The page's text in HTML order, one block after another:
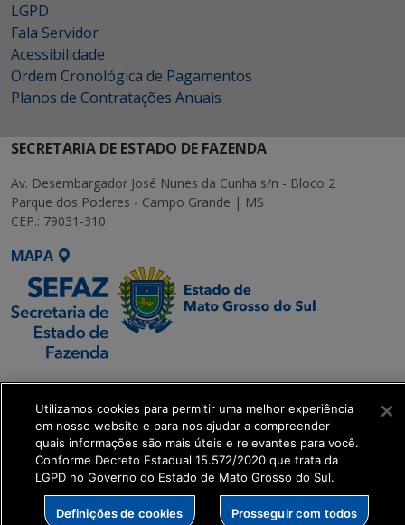
LGPD
Fala Servidor
Acessibilidade
Ordem Cronológica de Pagamentos
Planos de Contratações Anuais
SECRETARIA DE ESTADO DE FAZENDA
Av. Desembargador José Nunes da Cunha s/n - Bloco 2
Parque dos Poderes - Campo Grande | MS
CEP.: 79031-310
MAPA
SETDIG | Secretaria-
Executiva de
Transformação Digital
get_footer();
Utilizamos cookies para permitir uma melhor experiência
em nosso website e para nos ajudar a compreender
quais informações são mais úteis e relevantes para você.
Conforme Decreto Estadual 15.572/2020 que trata da
LGPD no Governo do Estado de Mato Grosso do Sul.
Definições de cookies Prosseguir com todos